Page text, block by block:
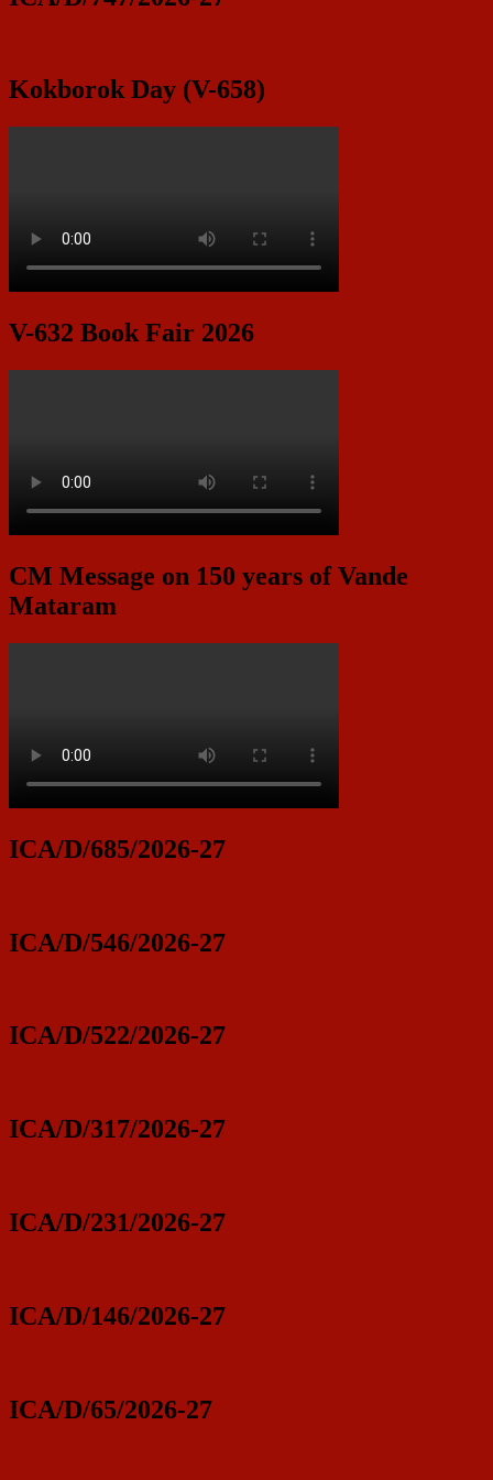
Kokborok Day (V-658)
V-632 Book Fair 2026
CM Message on 150 years of Vande
Mataram
ICA/D/685/2026-27
ICA/D/546/2026-27
ICA/D/522/2026-27
ICA/D/317/2026-27
ICA/D/231/2026-27
ICA/D/146/2026-27
ICA/D/65/2026-27